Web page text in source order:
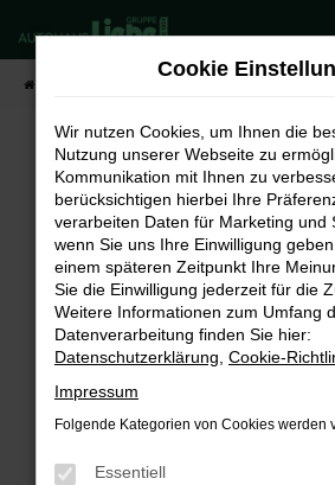
Zum
Hauptinhalt
springen
Lagerwagen-
Fehler: Network Error
Beim Laden ist ein Fehler
Hier sind ein paar Tipps, die dir
Überprüfe deine Firewall
Internetverbindung.
Laden andere Webseiten, zum
Suchmaschine?
Prüfe deine
können das Laden bestimmter
Cookie
Wir nutzen Cookies, um Ihnen die
Nutzung unserer Webseite zu
Kommunikation mit Ihnen zu
berücksichtigen hierbei Ihre
verarbeiten Daten für Marketing und
wenn Sie uns Ihre Einwilligung
einem späteren Zeitpunkt Ihre
Sie die Einwilligung jederzeit für die
Weitere Informationen zum Umfang
Datenverarbeitung finden Sie hier:
Datenschutzerklärung Cookie-
Impressum
Folgende Kategorien von Cookies werden
Essentiell